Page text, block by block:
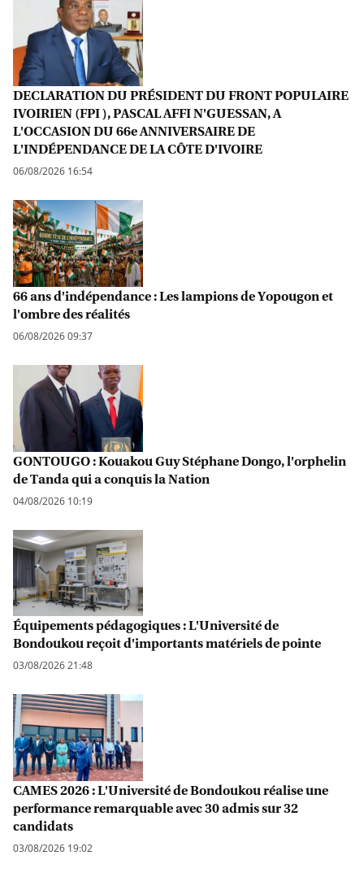
DECLARATION DU PRÉSIDENT DU FRONT POPULAIRE
IVOIRIEN (FPI ), PASCAL AFFI N'GUESSAN, A
L'OCCASION DU 66e ANNIVERSAIRE DE
L'INDÉPENDANCE DE LA CÔTE D'IVOIRE
06/08/2026 16:54
66 ans d'indépendance : Les lampions de Yopougon et
l'ombre des réalités
06/08/2026 09:37
GONTOUGO : Kouakou Guy Stéphane Dongo, l'orphelin
de Tanda qui a conquis la Nation
04/08/2026 10:19
Équipements pédagogiques : L'Université de
Bondoukou reçoit d'importants matériels de pointe
03/08/2026 21:48
CAMES 2026 : L'Université de Bondoukou réalise une
performance remarquable avec 30 admis sur 32
candidats
03/08/2026 19:02